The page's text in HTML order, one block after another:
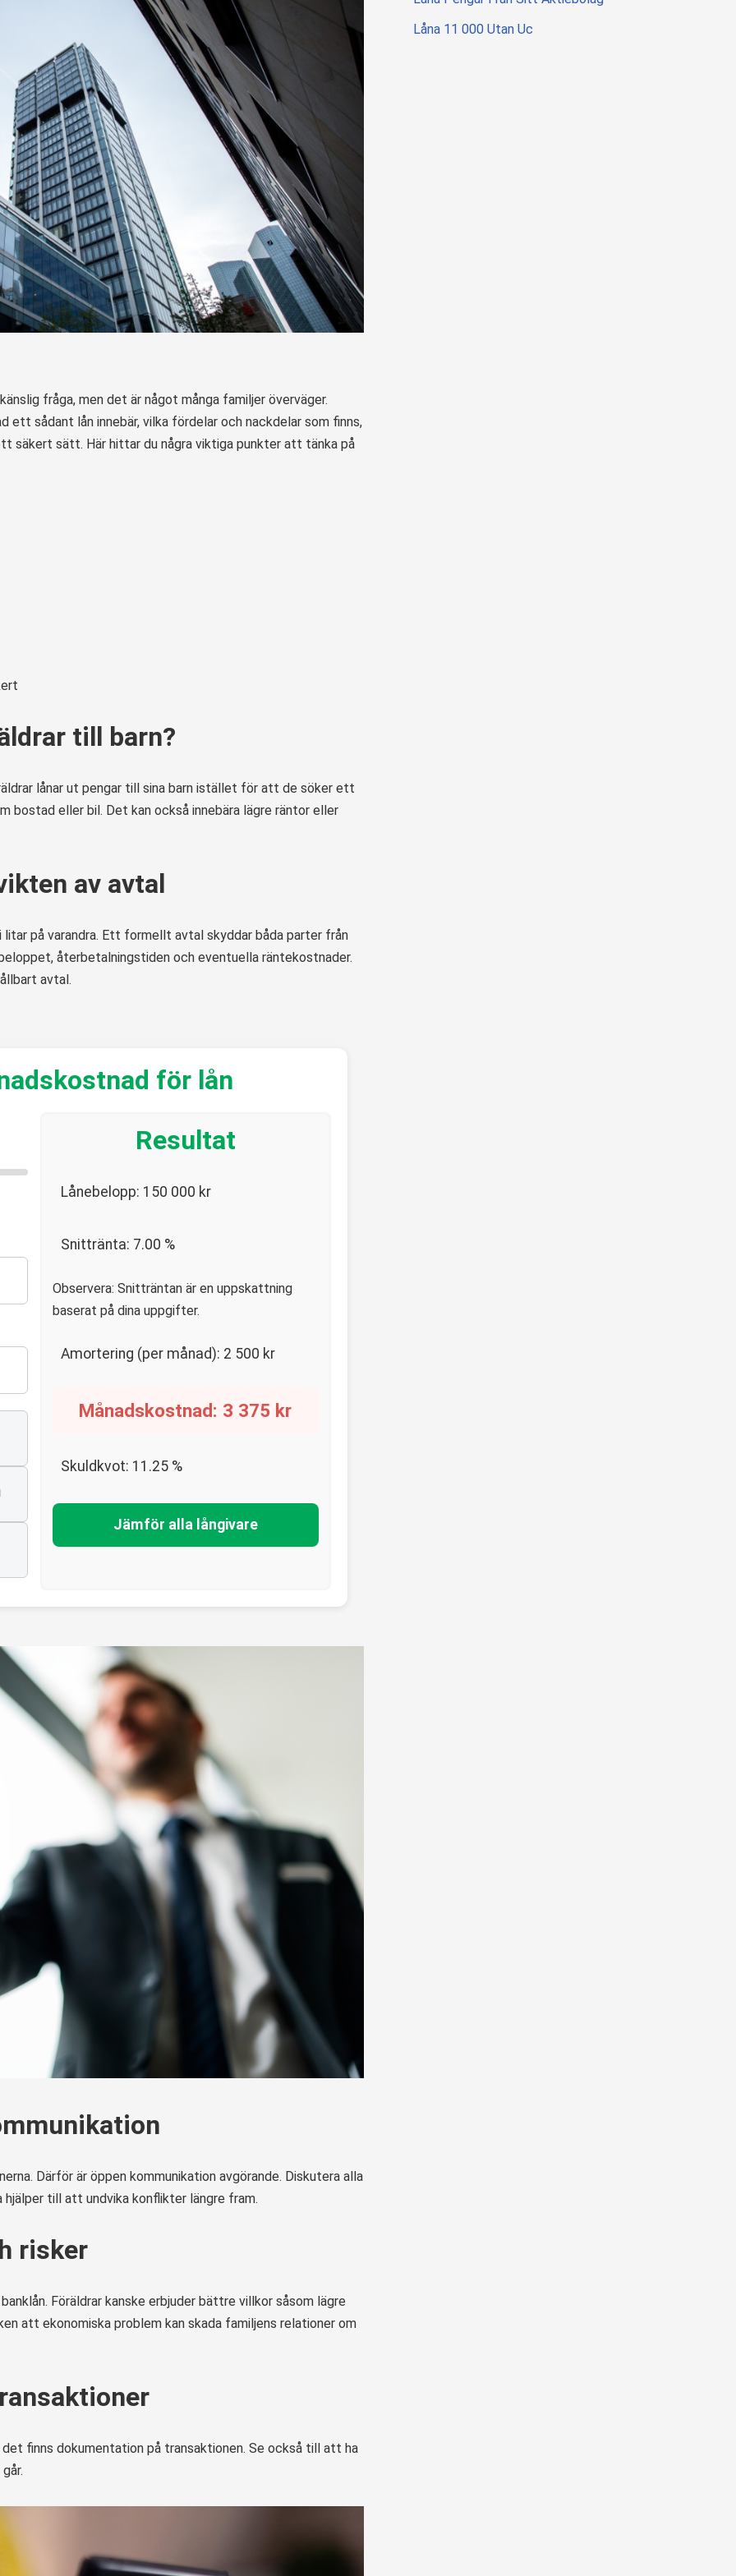
fråga, men det är något många familjer överväger.
ett sådant lån innebär, vilka fördelar och nackdelar som finns,
säkert sätt. Här hittar du några viktiga punkter att tänka på
till barn?
lånar ut pengar till sina barn istället för att de söker ett
bostad eller bil. Det kan också innebära lägre räntor eller
av avtal
på varandra. Ett formellt avtal skyddar båda parter från
återbetalningstiden och eventuella räntekostnader.
avtal.
för lån
Resultat
Lånebelopp: 150 000 kr
Snittränta: 7.00 %
Observera: Snitträntan är en uppskattning
baserat på dina uppgifter.
Amortering (per månad): 2 500 kr
Månadskostnad: 3 375 kr
Skuldkvot: 11.25%
Jämför alla långivare
Därför är öppen kommunikation avgörande. Diskutera alla
till att undvika konflikter längre fram.
risker
Föräldrar kanske erbjuder bättre villkor såsom lägre
att ekonomiska problem kan skada familjens relationer om
finns dokumentation på transaktionen. Se också till att ha
Låna 11 000 Utan Uc